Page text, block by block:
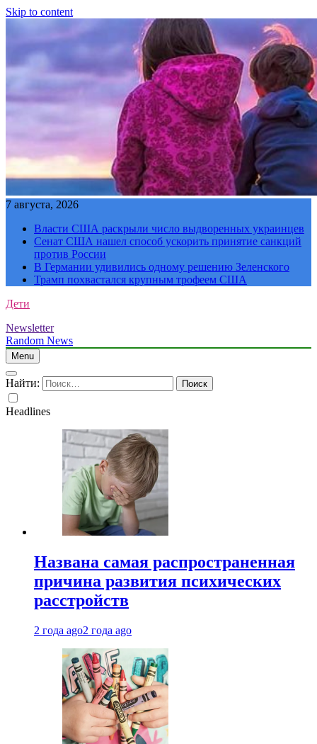
Skip to content
7 августа, 2026
Власти США раскрыли число выдворенных украинцев
Сенат США нашел способ ускорить принятие санкций
против России
В Германии удивились одному решению Зеленского
Трамп похвастался крупным трофеем США
Дети
Newsletter
Random News
Menu
Найти:
Headlines
Названа самая распространенная
причина развития психических
расстройств
2 года ago2 года ago